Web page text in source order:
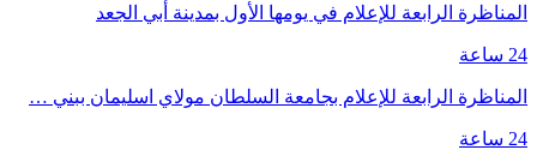
المناظرة الرابعة للإعلام في يومها الأول بمدينة أبي الجعد
24 ساعة
المناظرة الرابعة للإعلام بجامعة السلطان مولاي اسليمان ببني …
24 ساعة